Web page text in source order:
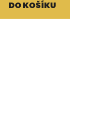
DO KOŠÍKU